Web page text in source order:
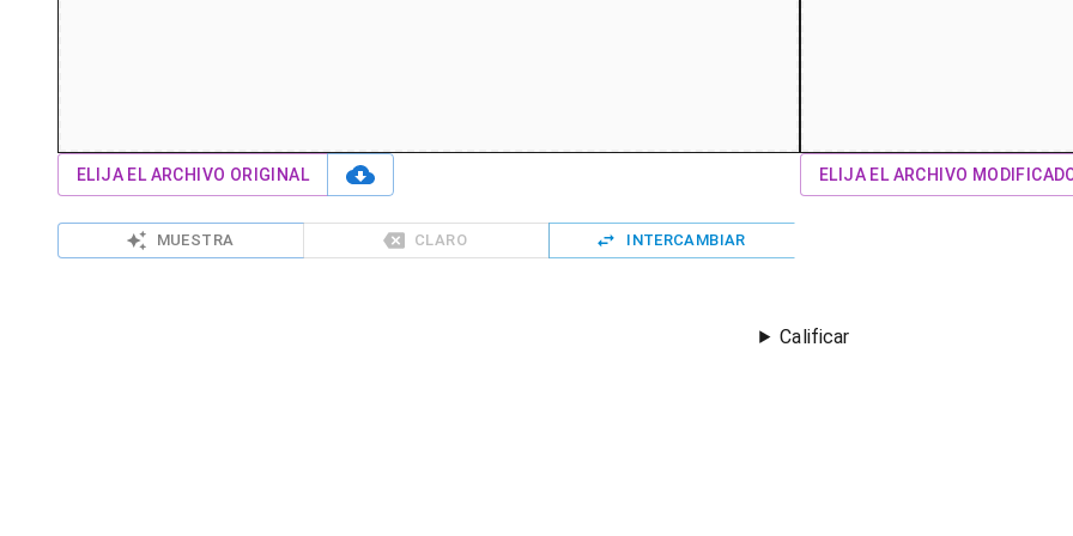
ELIJA EL ARCHIVO ORIGINAL ELIJA EL ARCHIVO
MUESTRA CLARO INTERCAMBIAR
Calificar